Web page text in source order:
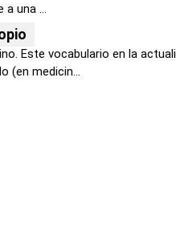
a una ...
Este vocabulario en la
(en medicin...